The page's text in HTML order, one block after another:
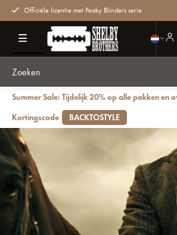
Officiële licentie met Peaky Blinders serie
Summer Sale: Tijdelijk 20% op alle pakken en
Kortingscode
BACKTOSTYLE
Terug Sastrería masculina de los años 20 Blog